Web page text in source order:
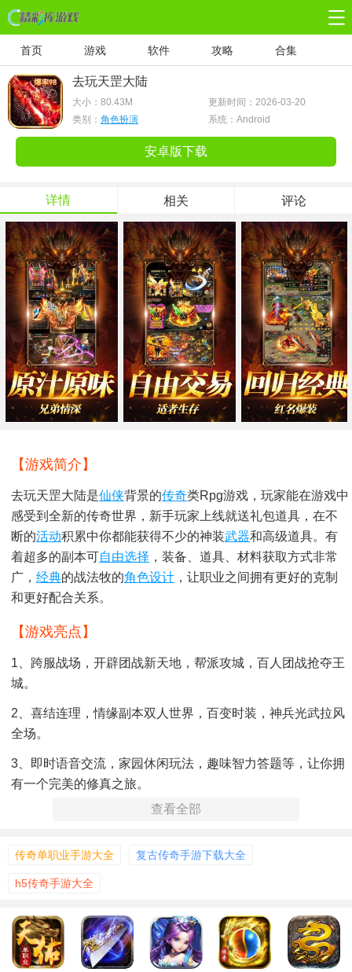
首页 游戏 软件 攻略 合集
去玩天罡大陆
大小： 80.43M
更新时间：2026-03-20
类别： 角色扮演 系统：Android
安卓版下载
详情 相关 评论
【游戏简介】
去玩天罡大陆是仙侠背景的传奇类rpg游戏，玩家能在游戏中
感受到全新的传奇世界，新手玩家上线就送礼包道具，在不
断的活动积累中你都能获得不少的神装武器和高级道具。有
着超多的副本可自由选择 ，装备、道具、材料获取方式非常
广， 经典的战法牧的角色设计 ，让职业之间拥有更好的克制
和更好配合关系。
【游戏亮点】
1、跨服战场，开辟团战新天地，帮派攻城，百人团战抢夺王
城。
2、喜结连理，情缘副本双人世界，百变时装，神兵光武拉风
全场。
3、即时语音交流，家园休闲玩法，趣味智力答题等，让你拥
有一个完美的修真之旅。
【转生翅膀/套装】
等级提升,英雄需要更强大的装备来武装自己,更酷更强!
当遇到BOSS时,作为主力的你需要显示你的实力,拼的就是手
速!
查看全部
传奇单职业手游大全 复古传奇手游下载大全
h5传奇手游大全